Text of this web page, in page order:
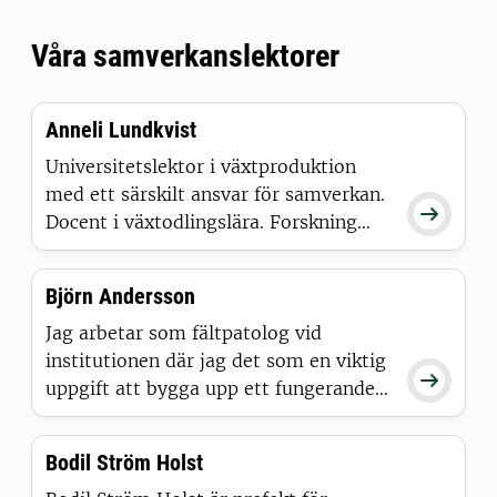
Movium Partnerskapsprojekt som
beviljas finansiering efter den externa
Våra samverkanslektorer

Anneli Lundkvist
Universitetslektor i växtproduktion
med ett särskilt ansvar för samverkan.
Docent i växtodlingslära. Forskning
inom ogräsekologi. Föreståndare för
SLU Fältforsk. Ordförande för SLU
Nätverk växtskydd

Björn Andersson
Jag arbetar som fältpatolog vid
institutionen där jag det som en viktig
uppgift att bygga upp ett fungerande
gränssnitt mellan forskning och praktik
för att underlätta samarbete kring
problemen med att hantera
Bodil Ström Holst